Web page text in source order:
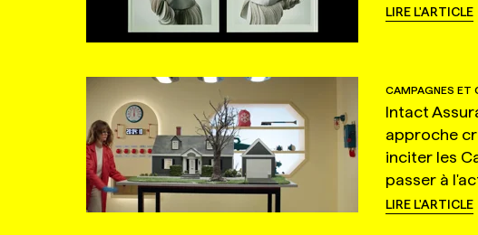
LIRE L'ARTICLE
CAMPAGNES ET
Intact
approche
inciter les
passer à
LIRE L'ARTICLE